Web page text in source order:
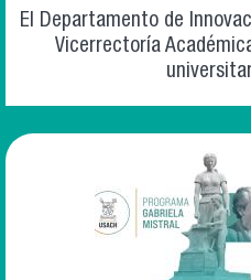
El Departamento de
Vicerrectoría